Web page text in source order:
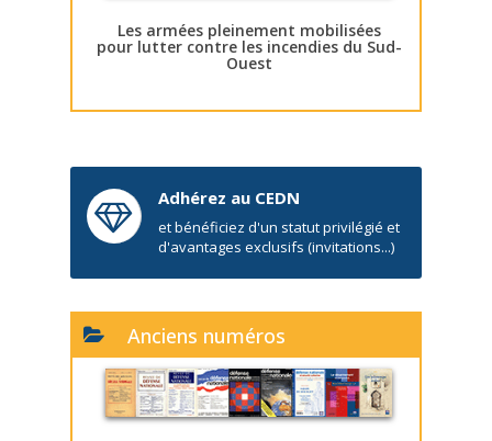
Les armées pleinement mobilisées
pour lutter contre les incendies du Sud-
Ouest
Adhérez au CEDN
et bénéficiez d'un statut privilégié et
d'avantages exclusifs (invitations...)
Anciens numéros